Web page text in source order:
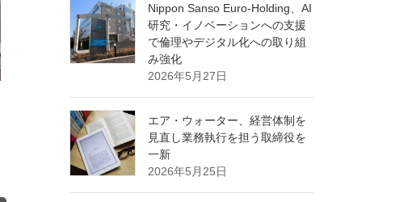
Nippon Sanso Euro-Holding、AI
研究・イノベーションへの支援
で倫理やデジタル化への取り組
み強化
2026年5月27日
エア・ウォーター、経営体制を
見直し業務執行を担う取締役を
一新
2026年5月25日